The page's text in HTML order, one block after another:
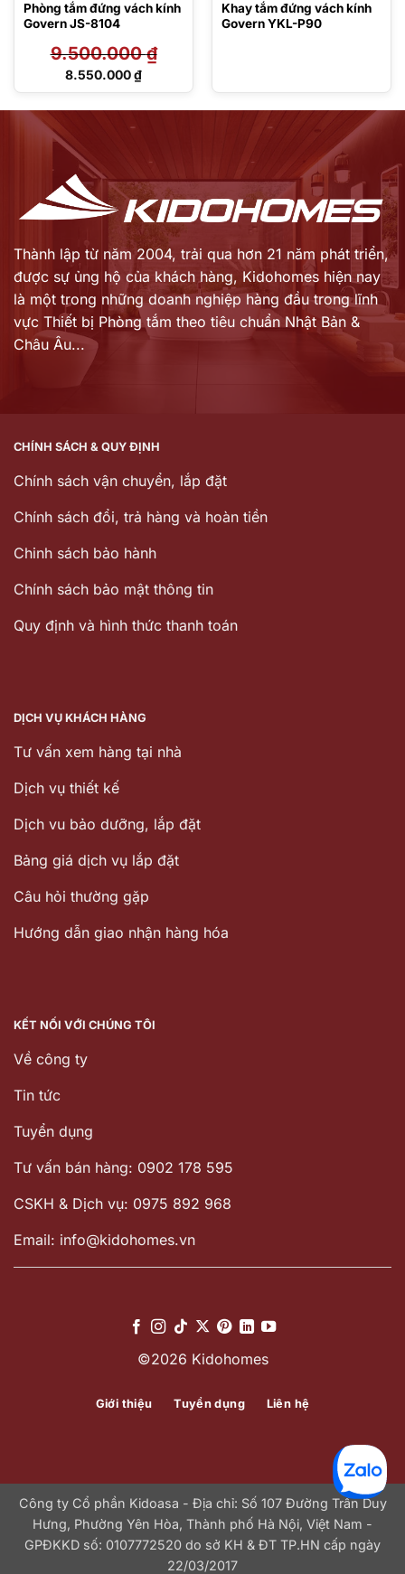
Phòng tắm đứng vách kính
Govern JS-8104
9.500.000₫
Giá
8.550.000₫
Giá
Khay tắm đứng vách kính
Govern YKL-P90
Thành lập từ năm 2004, trải qua hơn 21 năm phát triển,
được sự ủng hộ của khách hàng, Kidohomes hiện nay
là một trong những doanh nghiệp hàng đầu trong lĩnh
vực Thiết bị Phòng tắm theo tiêu chuẩn Nhật Bản &
Châu Âu...
CHÍNH SÁCH & QUY ĐỊNH
Chính sách vận chuyển, lắp đặt
Chính sách đổi, trả hàng và hoàn tiền
Chinh sách bảo hành
Chính sách bảo mật thông tin
Quy định và hình thức thanh toán
DỊCH VỤ KHÁCH HÀNG
Tư vấn xem hàng tại nhà
Dịch vụ thiết kế
Dịch vu bảo dưỡng, lắp đặt
Bảng giá dịch vụ lắp đặt
Câu hỏi thường gặp
Hướng dẫn giao nhận hàng hóa
KẾT NỐI VỚI CHÚNG TÔI
Về công ty
Tin tức
Tuyển dụng
Tư vấn bán hàng: 0902 178 595
CSKH & Dịch vụ: 0975 892 968
Email: info@kidohomes.vn
©2026 Kidohomes
Giới thiệu Tuyển dụng Liên hệ
Công ty Cổ phần Kidoasa - Địa chỉ: Số 107 Đường Trần Duy
Hưng, Phường Yên Hòa, Thành phố Hà Nội, Việt Nam -
GPĐKKD số: 0107772520 do sở KH & ĐT TP.HN cấp ngày
22/03/2017